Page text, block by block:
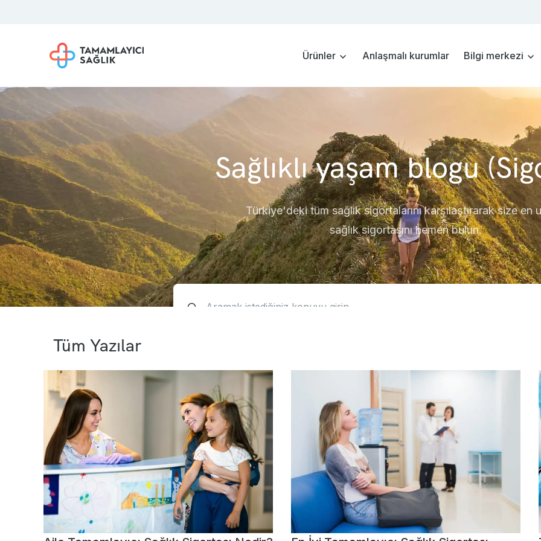
Ürünler Anlaşmalı kurumlar Bilgi merkezi
Sağlıklı yaşam blogu
Türkiye'deki tüm sağlık sigortalarını karşılaştırarak size en
sağlık sigortasını hemen bulun.
Tüm Yazılar